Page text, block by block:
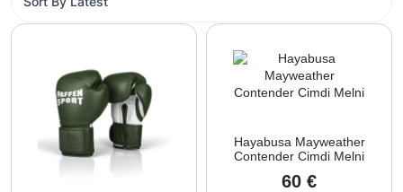
Hayabusa Mayweather
Contender Cimdi Melni
60 €